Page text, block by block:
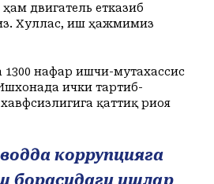
двигатель етказиб
Хуллас, иш ­ҳажмимиз
1300 нафар ишчи-мутахассис
ички тартиб-
қаттиқ риоя
коррупция­­га
борасидаги ишлар